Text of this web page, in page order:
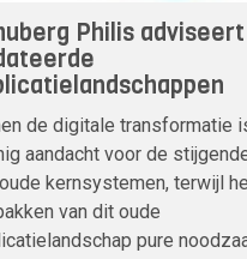
Philis
de digitale transformatie
aandacht voor de
kernsystemen, terwijl
van dit oude
pure